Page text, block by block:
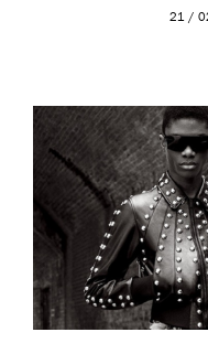
McQueen
21 /